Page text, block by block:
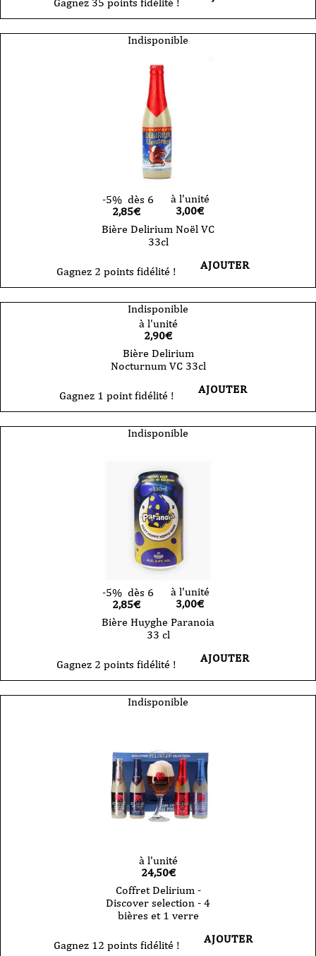
Indisponible
-5% dès 6
2,85€
à l'unité
3,00€
Bière Delirium Noël VC
33cl
Gagnez 2 points fidélité ! AJOUTER
Indisponible
à l'unité
2,90€
Bière Delirium
Nocturnum VC 33cl
Gagnez 1 point fidélité ! AJOUTER
Indisponible
-5% dès 6
2,85€
à l'unité
3,00€
Bière Huyghe Paranoia
33 cl
Gagnez 2 points fidélité ! AJOUTER
Indisponible
à l'unité
24,50€
Coffret Delirium -
Discover selection - 4
bières et 1 verre
Gagnez 12 points fidélité ! AJOUTER